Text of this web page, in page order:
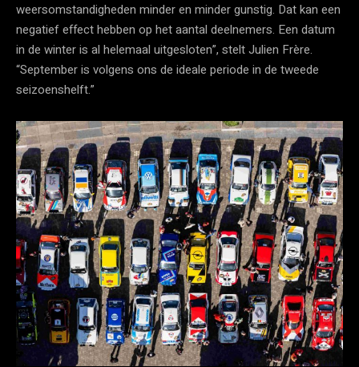
weersomstandigheden minder en minder gunstig. Dat kan een
negatief effect hebben op het aantal deelnemers. Een datum
in de winter is al helemaal uitgesloten”, stelt Julien Frère.
“September is volgens ons de ideale periode in de tweede
seizoenshelft.”